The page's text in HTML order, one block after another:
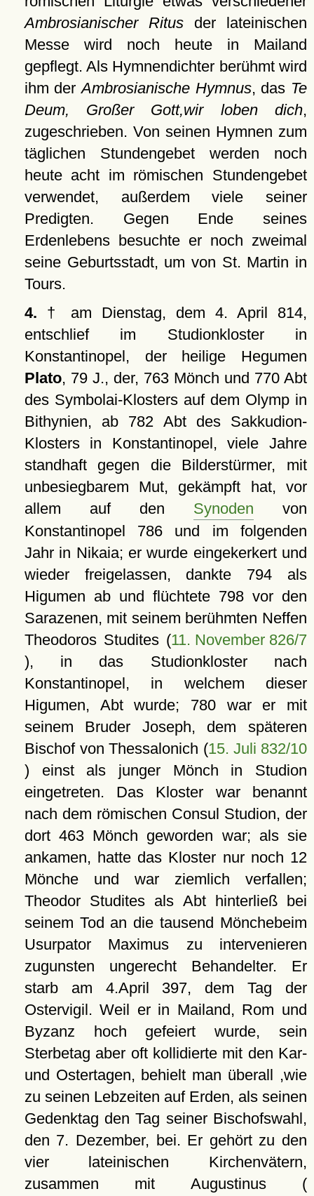
Ambrosianischer Ritusder lateinischen
Messe wird noch heute in Mailand
gepflegt. Als Hymnendichter berühmt wird
ihm derAmbrosianische Hymnus, das Te
Deum, Großer Gott,wir loben dich,
zugeschrieben. Von seinen Hymnen zum
täglichen Stundengebet werden noch
heute acht im römischen Stundengebet
verwendet, außerdem viele seiner
Predigten. Gegen Ende seines
Erdenlebens besuchte er noch zweimal
seine Geburtsstadt, um von St. Martin in
Tours.
4. † am Dienstag, dem 4. April 814,
entschlief im Studionkloster in
Konstantinopel, der heilige Hegumen
Plato, 79 J., der, 763 Mönch und 770 Abt
des Symbolai-Klosters auf dem Olymp in
Bithynien, ab 782 Abt des Sakkudion-
Klosters in Konstantinopel, viele Jahre
standhaft gegen die Bilderstürmer, mit
unbesiegbarem Mut, gekämpft hat, vor
allem auf den Synoden von
Konstantinopel 786 und im folgenden
Jahr in Nikaia; er wurde eingekerkert und
wieder freigelassen, dankte 794 als
Higumen ab und flüchtete 798 vor den
Sarazenen, mit seinem berühmten Neffen
Theodoros Studites (11. November 826/7
), in das Studionkloster nach
Konstantinopel, in welchem dieser
Higumen, Abt wurde; 780 war er mit
seinem Bruder Joseph, dem späteren
Bischof von Thessalonich (15. Juli 832/10
) einst als junger Mönch in Studion
eingetreten. Das Kloster war benannt
nach dem römischen Consul Studion, der
dort 463 Mönch geworden war; als sie
ankamen, hatte das Kloster nur noch 12
Mönche und war ziemlich verfallen;
Theodor Studites als Abt hinterließ bei
seinem Tod an die tausend Mönchebeim
Usurpator Maximus zu intervenieren
zugunsten ungerecht Behandelter. Er
starb am 4.April 397, dem Tag der
Ostervigil. Weil er in Mailand, Rom und
Byzanz hoch gefeiert wurde, sein
Sterbetag aber oft kollidierte mit den Kar-
und Ostertagen, behielt man überall ,wie
zu seinen Lebzeiten auf Erden, als seinen
Gedenktag den Tag seiner Bischofswahl,
den 7. Dezember, bei. Er gehört zu den
vier lateinischen Kirchenvätern,
zusammen mit Augustinus (